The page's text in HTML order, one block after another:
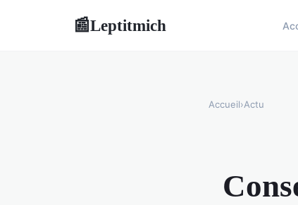
📰Leptitmich
Accueil›Actu